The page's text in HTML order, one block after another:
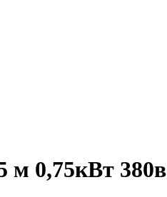
м 0,75кВт 380в